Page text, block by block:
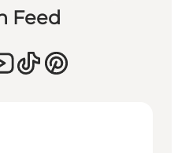
Feed